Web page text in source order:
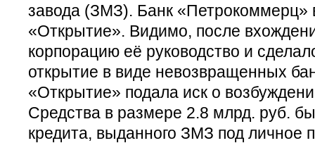
завода (ЗМЗ). Банк «Петрокоммерц»
«Открытие». Видимо, после
корпорацию её руководство и
открытие в виде невозвращенных
«Открытие» подала иск о
Средства в размере 2.8 млрд. руб.
кредита, выданного ЗМЗ под личное